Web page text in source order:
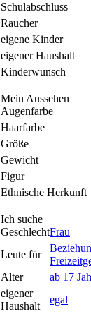
Schulabschluss
Raucher
eigene Kinder
eigener Haushalt
Kinderwunsch
Mein Aussehen
Augenfarbe
Haarfarbe
Größe
Gewicht
Figur
Ethnische Herkunft
Ich suche
GeschlechtFrau
Leute für
Alter
ab 17
eigener
Haushalt
egal